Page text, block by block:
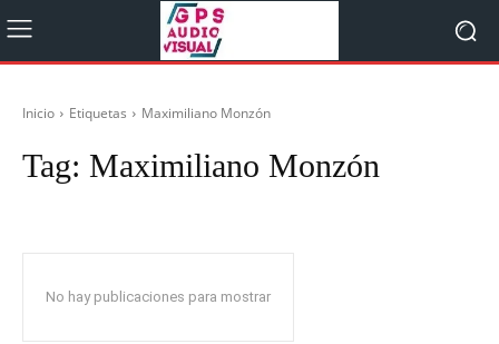
Inicio Etiquetas Maximiliano Monzón
Tag: Maximiliano Monzón
No hay publicaciones para mostrar